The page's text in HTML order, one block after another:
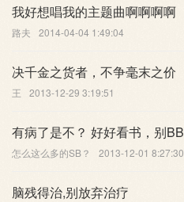
我好想唱我的主题曲啊啊啊啊
路夫 2014-04-04 1:49:04
决千金之货者，不争毫末之价
王 2013-12-29 3:19:51
有病了是不？ 好好看书，别BB
怎么这么多的SB？ 2013-12-01 8:27:30
脑残得治,别放弃治疗